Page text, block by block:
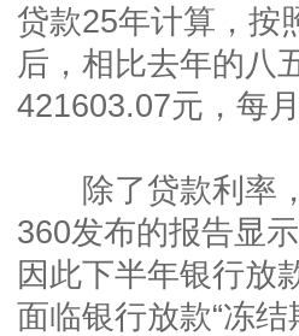
贷款25年计算，按
后，相比去年的八
421603.07元，每
除了贷款利率，
360发布的报告显
因此下半年银行放
面临银行放款“冻结